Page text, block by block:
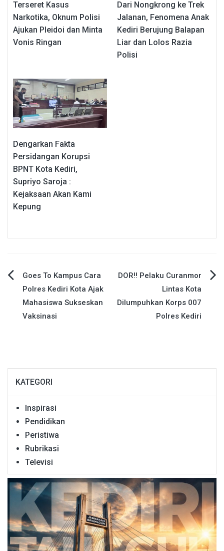
Terseret Kasus
Narkotika, Oknum Polisi
Ajukan Pleidoi dan Minta
Vonis Ringan
Dari Nongkrong ke Trek
Jalanan, Fenomena Anak
Kediri Berujung Balapan
Liar dan Lolos Razia
Polisi
Dengarkan Fakta
Persidangan Korupsi
BPNT Kota Kediri,
Supriyo Saroja :
Kejaksaan Akan Kami
Kepung
Navigasi
pos
Goes To Kampus Cara
Polres Kediri Kota Ajak
Mahasiswa Sukseskan
Vaksinasi
DOR!! Pelaku Curanmor
Lintas Kota
Dilumpuhkan Korps 007
Polres Kediri
KATEGORI
Inspirasi
Pendidikan
Peristiwa
Rubrikasi
Televisi